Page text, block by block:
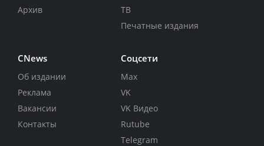
Архив
ТВ
Печатные издания
CNews
Об издании
Реклама
Вакансии
Контакты
Соцсети
Max
VK
VK Видео
Rutube
Telegram